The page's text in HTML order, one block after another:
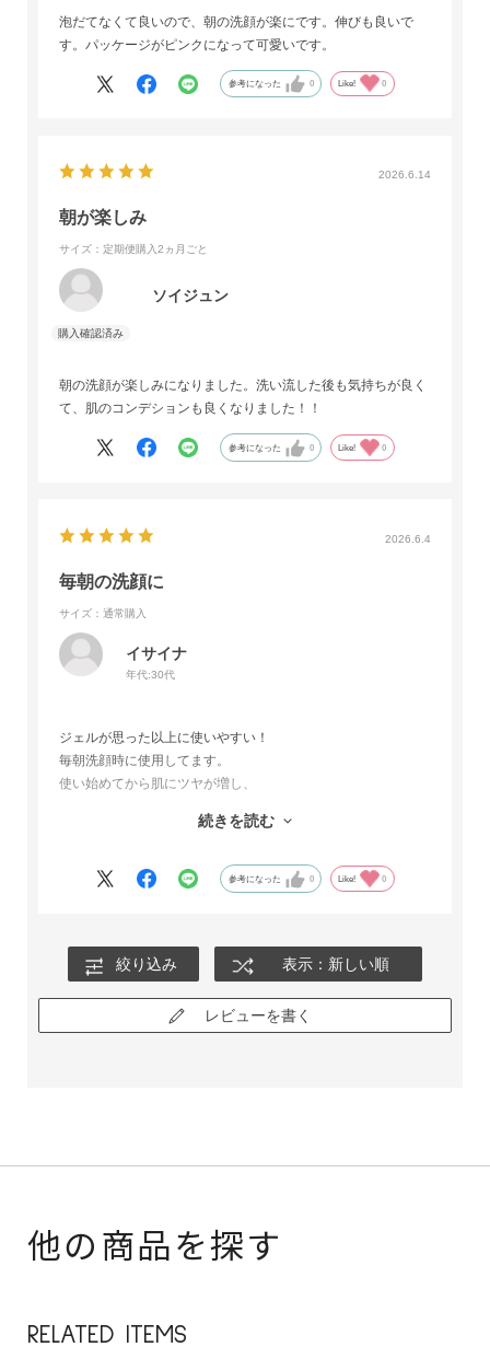
泡だてなくて良いので、朝の洗顔が楽にです。伸びも良いで
す。パッケージがピンクになって可愛いです。
参考になった 0 Like! 0
2026.6.14
朝が楽しみ
サイズ：定期便購入2ヵ月ごと
ソイジュン
朝の洗顔が楽しみになりました。洗い流した後も気持ちが良く
て、肌のコンデションも良くなりました！！
参考になった 0 Like! 0
2026.6.4
毎朝の洗顔に
サイズ：通常購入
イサイナ
年代:30代
ジェルが思った以上に使いやすい！
毎朝洗顔時に使用してます。
使い始めてから肌にツヤが増し、
もっと早く出会いたかった！続きを読む
参考になった 0 Like! 0
絞り込み 表示：新しい順
レビューを書く
他の商品を探す
RELATED ITEMS